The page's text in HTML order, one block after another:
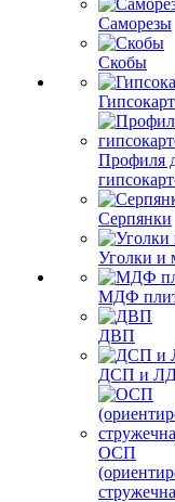
Саморезы
Скобы
Профиля
Серпянки
Уголки и
МДФ
ДВП
ДСП и
ОСП